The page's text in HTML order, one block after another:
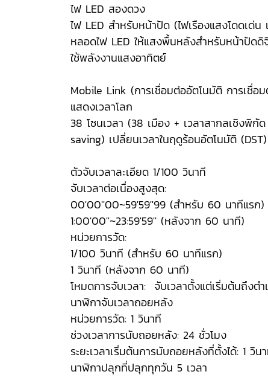
ไฟ LED สองดวง
ไฟ LED สำหรับหน้าปัด (ไฟเรืองแสงโดดเด่น
หลอดไฟ LED ให้แสงพื้นหลังสำหรับหน้าปัดดิจิ
ใช้พลังงานแสงอาทิตย์
Mobile Link (การเชื่อมต่ออัตโนมัติ การเชื่อ
แสดงเวลาโลก
38 โซนเวลา (38 เมือง + เวลาสากลเชิงพิ
saving) เปลี่ยนเวลาในฤดูร้อนอัตโนมัติ
ตัวจับเวลาละเอียด 1/100 วินาที
จับเวลาต่อเนื่องสูงสุด:
00'00''00~59'59''99 (สำหรับ 60 นาทีแรก)
1:00'00''~23:59'59'' (หลังจาก 60 นาที)
หน่วยการวัด:
1/100 วินาที (สำหรับ 60 นาทีแรก)
1 วินาที (หลังจาก 60 นาที)
โหมดการจับเวลา: จับเวลาตั้งแต่เริ่มต้นถึงต
นาฬิกาจับเวลาถอยหลัง
หน่วยการวัด: 1 วินาที
ช่วงเวลาการนับถอยหลัง: 24 ชั่วโมง
ระยะเวลาเริ่มต้นการนับถอยหลังที่ตั้งได้: 1 วิ
นาฬิกาปลุกที่ปลุกทุกวัน 5 เวลา